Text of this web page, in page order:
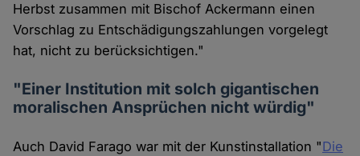
Herbst zusammen mit Bischof Ackermann einen
Vorschlag zu Entschädigungszahlungen vorgelegt
hat, nicht zu berücksichtigen."
"Einer Institution mit solch gigantischen
moralischen Ansprüchen nicht würdig"
Auch David Farago war mit der Kunstinstallation "Die